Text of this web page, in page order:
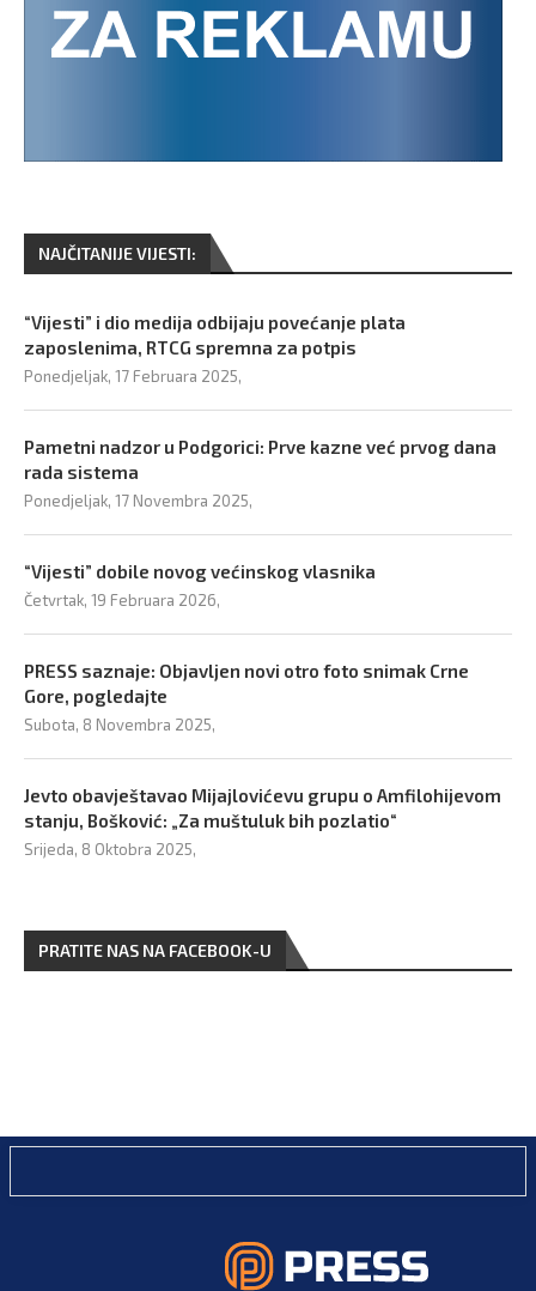
NAJČITANIJE VIJESTI:
“Vijesti” i dio medija odbijaju povećanje plata
zaposlenima, RTCG spremna za potpis
Ponedjeljak, 17 Februara 2025,
Pametni nadzor u Podgorici: Prve kazne već prvog dana
rada sistema
Ponedjeljak, 17 Novembra 2025,
“Vijesti” dobile novog većinskog vlasnika
Četvrtak, 19 Februara 2026,
PRESS saznaje: Objavljen novi otro foto snimak Crne
Gore, pogledajte
Subota, 8 Novembra 2025,
Jevto obavještavao Mijajlovićevu grupu o Amfilohijevom
stanju, Bošković: „Za muštuluk bih pozlatio“
Srijeda, 8 Oktobra 2025,
PRATITE NAS NA FACEBOOK-U